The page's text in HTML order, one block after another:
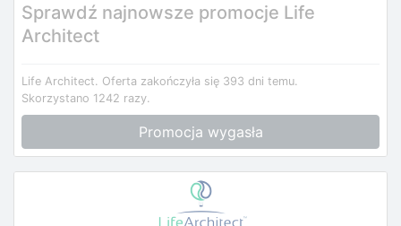
Sprawdź najnowsze promocje Life
Architect
Life Architect. Oferta zakończyła się 393 dni temu.
Skorzystano 1242 razy.
Promocja wygasła